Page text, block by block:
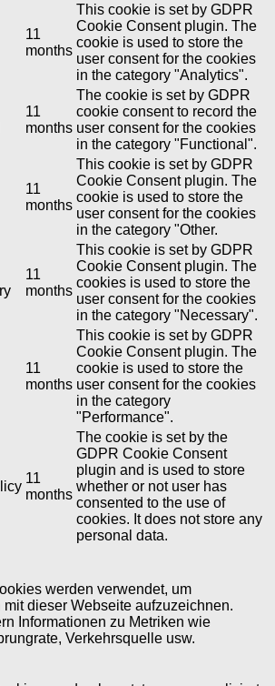
11
months
This cookie is set by GDPR
Cookie Consent plugin. The
cookie is used to store the
user consent for the cookies
in the category "Analytics".
11
months
The cookie is set by GDPR
cookie consent to record the
user consent for the cookies
in the category "Functional".
11
months
This cookie is set by GDPR
Cookie Consent plugin. The
cookie is used to store the
user consent for the cookies
in the category "Other.
11
months
This cookie is set by GDPR
Cookie Consent plugin. The
cookies is used to store the
user consent for the cookies
in the category "Necessary".
11
months
This cookie is set by GDPR
Cookie Consent plugin. The
cookie is used to store the
user consent for the cookies
in the category
"Performance".
11
months
The cookie is set by the
GDPR Cookie Consent
plugin and is used to store
whether or not user has
consented to the use of
cookies. It does not store any
personal data.
werden verwendet, um
dieser Webseite aufzuzeichnen.
Informationen zu Metriken wie
Verkehrsquelle usw.